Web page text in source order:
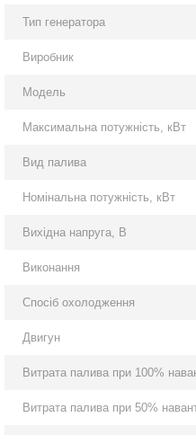
Тип генератора
Виробник
Модель
Максимальна потужність, кВт
Вид палива
Номінальна потужність, кВт
Вихідна напруга, В
Виконання
Спосіб охолодження
Двигун
Витрата палива при 100%
Витрата палива при 50%